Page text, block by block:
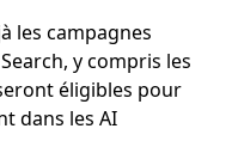
les campagnes
y compris les
éligibles pour
dans les AI